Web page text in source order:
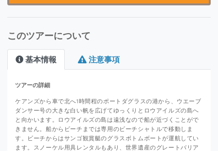
このツアーについて
基本情報 注意事項
ツアーの詳細
ケアンズから車で北へ1時間程のポートダグラスの港から、ウエーブ
ダンサー号の大きな白い帆を広げてゆっくりとロウアイルズの島へ
と向かいます。ロウアイルズの島は遠浅なので船が近づくことがで
きません。船からビーチまでは専用のビーチシャトルで移動しま
す。ビーチからはサンゴ観賞艇のグラスボトムボートが運航してい
ます。スノーケル用具レンタルもあり、世界遺産のグレートバリア